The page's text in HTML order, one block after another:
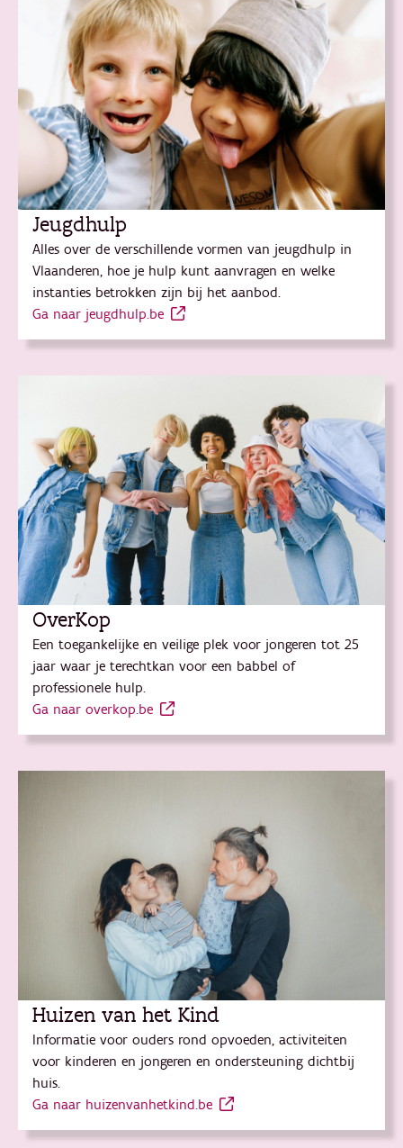
Jeugdhulp
Alles over de verschillende vormen van jeugdhulp in
Vlaanderen, hoe je hulp kunt aanvragen en welke
instanties betrokken zijn bij het aanbod.
Ga naar jeugdhulp.be
OverKop
Een toegankelijke en veilige plek voor jongeren tot 25
jaar waar je terechtkan voor een babbel of
professionele hulp.
Ga naar overkop.be
Huizen van het Kind
Informatie voor ouders rond opvoeden, activiteiten
voor kinderen en jongeren en ondersteuning dichtbij
huis.
Ga naar huizenvanhetkind.be